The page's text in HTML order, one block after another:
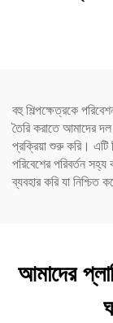
বহু শিল্পক্ষেত্রকে
তৈরি করাতে আমাদের
প্রক্রিয়া শুরু করি। এটি
পরিবেশের পরিবর্তন
ব্যবহার করি যা নিশ্চিত
আমাদের